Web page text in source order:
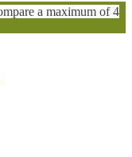
a maximum of 4